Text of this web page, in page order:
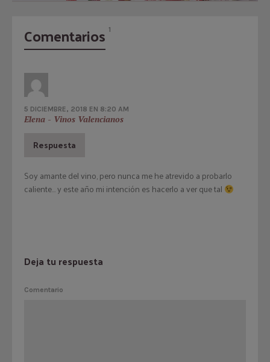
Comentarios 1
5 DICIEMBRE, 2018 EN 8:20 AM
Elena - Vinos Valencianos
Respuesta
Soy amante del vino, pero nunca me he atrevido a probarlo
caliente… y este año mi intención es hacerlo a ver que tal
Deja tu respuesta
Comentario